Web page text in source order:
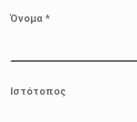
Όνομα*
Ιστότοπος